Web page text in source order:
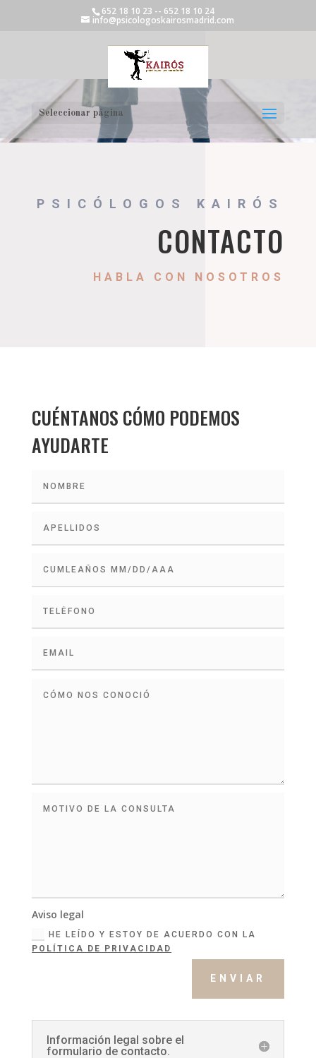
652 18 10 23 -- 652 18 10 24
info@psicologoskairosmadrid.com
Seleccionar página
PSICÓLOGOS KAIRÓS
CONTACTO
HABLA CON NOSOTROS
CUÉNTANOS CÓMO PODEMOS
AYUDARTE
Aviso legal
HE LEÍDO Y ESTOY DE ACUERDO CON LA
POLÍTICA DE PRIVACIDAD
ENVIAR
Información legal sobre el
formulario de contacto.